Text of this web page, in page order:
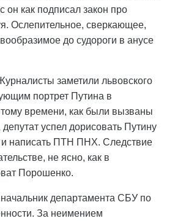
он как подписал закон про
Ослепительное, сверкающее,
до судороги в анусе
заметили львовского
портрет Путина в
времени, как были вызваны
успел дорисовать Путину
и написать ПТН ПНХ. Следствие
не ясно, как в
Порошенко.
департамента СБУ по
За неимением